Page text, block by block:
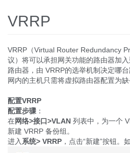
VRRP
VRRP（Virtual Router Redundancy
议）将可以承担网关功能的路由器加
路由器，由 VRRP的选举机制决定哪
网内的主机只需将虚拟路由器配置为缺
配置VRRP
配置步骤 ：
在网络>接口>VLAN 列表中，为一个
新建 VRRP 备份组。
进入 系统> VRRP ，点击“新建”按钮。